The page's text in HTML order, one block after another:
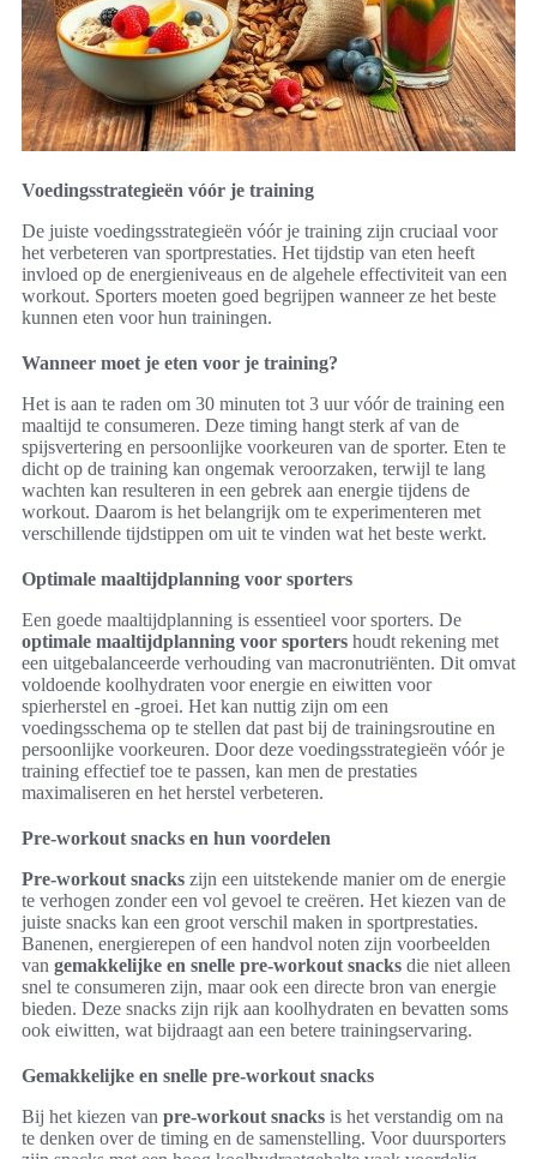
Voedingsstrategieën vóór je training
De juiste voedingsstrategieën vóór je training zijn cruciaal voor
het verbeteren van sportprestaties. Het tijdstip van eten heeft
invloed op de energieniveaus en de algehele effectiviteit van een
workout. Sporters moeten goed begrijpen wanneer ze het beste
kunnen eten voor hun trainingen.
Wanneer moet je eten voor je training?
Het is aan te raden om 30 minuten tot 3 uur vóór de training een
maaltijd te consumeren. Deze timing hangt sterk af van de
spijsvertering en persoonlijke voorkeuren van de sporter. Eten te
dicht op de training kan ongemak veroorzaken, terwijl te lang
wachten kan resulteren in een gebrek aan energie tijdens de
workout. Daarom is het belangrijk om te experimenteren met
verschillende tijdstippen om uit te vinden wat het beste werkt.
Optimale maaltijdplanning voor sporters
Een goede maaltijdplanning is essentieel voor sporters. De
optimale maaltijdplanning voor sporters houdt rekening met
een uitgebalanceerde verhouding van macronutriënten. Dit omvat
voldoende koolhydraten voor energie en eiwitten voor
spierherstel en -groei. Het kan nuttig zijn om een
voedingsschema op te stellen dat past bij de trainingsroutine en
persoonlijke voorkeuren. Door deze voedingsstrategieën vóór je
training effectief toe te passen, kan men de prestaties
maximaliseren en het herstel verbeteren.
Pre-workout snacks en hun voordelen
Pre-workout snacks zijn een uitstekende manier om de energie
te verhogen zonder een vol gevoel te creëren. Het kiezen van de
juiste snacks kan een groot verschil maken in sportprestaties.
Banenen, energierepen of een handvol noten zijn voorbeelden
van gemakkelijke en snelle pre-workout snacks die niet alleen
snel te consumeren zijn, maar ook een directe bron van energie
bieden. Deze snacks zijn rijk aan koolhydraten en bevatten soms
ook eiwitten, wat bijdraagt aan een betere trainingservaring.
Gemakkelijke en snelle pre-workout snacks
Bij het kiezen van pre-workout snacks is het verstandig om na
te denken over de timing en de samenstelling. Voor duursporters